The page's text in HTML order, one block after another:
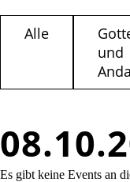
Alle
und
Es gibt keine Events an